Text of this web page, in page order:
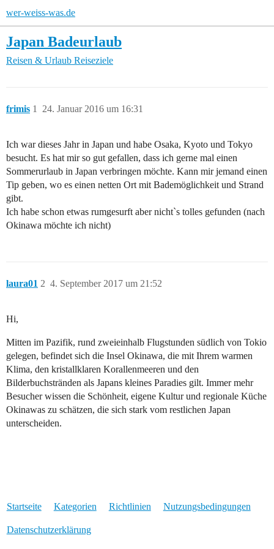
wer-weiss-was.de
Japan Badeurlaub
Reisen & Urlaub Reiseziele
frimis 24. Januar 2016 um 16:31
1
Ich war dieses Jahr in Japan und habe Osaka, Kyoto und Tokyo
besucht. Es hat mir so gut gefallen, dass ich gerne mal einen
Sommerurlaub in Japan verbringen möchte. Kann mir jemand einen
Tip geben, wo es einen netten Ort mit Bademöglichkeit und Strand
gibt.
Ich habe schon etwas rumgesurft aber nicht`s tolles gefunden (nach
Okinawa möchte ich nicht)
laura01 4. September 2017 um 21:52
2
Hi,
Mitten im Pazifik, rund zweieinhalb Flugstunden südlich von Tokio
gelegen, befindet sich die Insel Okinawa, die mit Ihrem warmen
Klima, den kristallklaren Korallenmeeren und den
Bilderbuchstränden als Japans kleines Paradies gilt. Immer mehr
Besucher wissen die Schönheit, eigene Kultur und regionale Küche
Okinawas zu schätzen, die sich stark vom restlichen Japan
unterscheiden.
Startseite Kategorien Richtlinien Nutzungsbedingungen
Datenschutzerklärung